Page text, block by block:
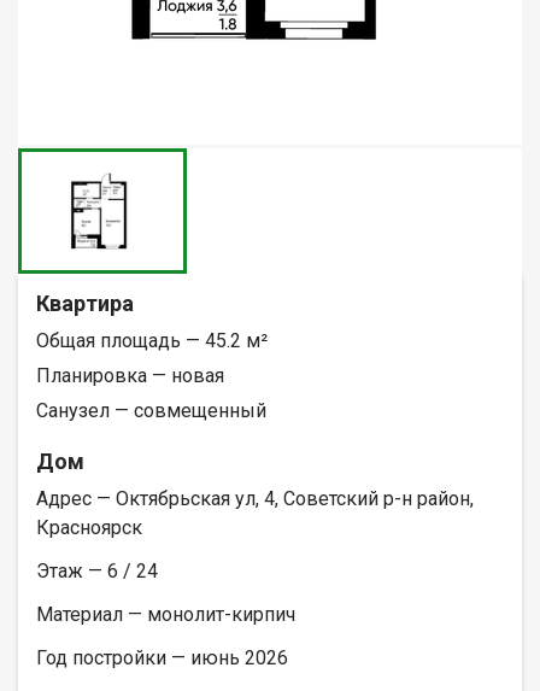
Квартира
Общая площадь — 45.2 м²
Планировка — новая
Санузел — совмещенный
Дом
Адрес — Октябрьская ул, 4, Советский р-н район,
Красноярск
Этаж — 6 / 24
Материал — монолит-кирпич
Год постройки — июнь 2026